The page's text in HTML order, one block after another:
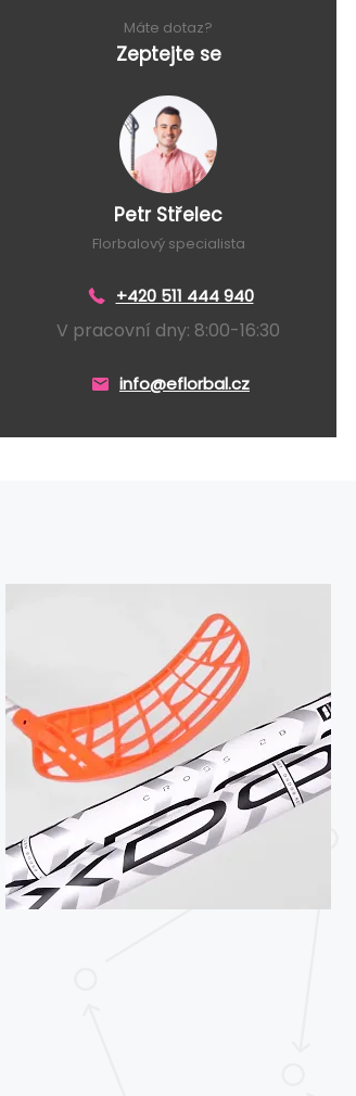
Máte dotaz?
Zeptejte se
Petr Střelec
Florbalový specialista
+420 511 444 940
V pracovní dny: 8:00-16:30
info@eflorbal.cz